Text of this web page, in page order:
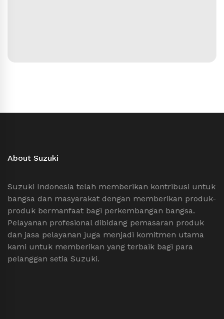
About Suzuki
Suzuki Indonesia telah memberikan kontribusi untuk
bangsa dan masyarakat dengan memberikan produk-
produk bermanfaat bagi perkembangan bangsa.
Pelayanan profesional dibidang pemasaran produk
dan jasa pelayanan juga menjadi komitmen utama
kami untuk memberikan yang terbaik bagi para
pelanggan setia Suzuki.